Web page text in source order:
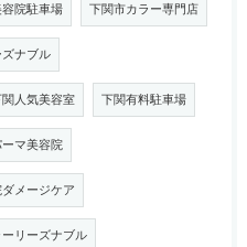
院駐車場 下関市カラー専門店
ナブル
人気美容室 下関有料駐車場
マ美容院
メージケア
リーズナブル